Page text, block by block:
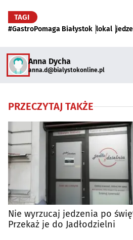
TAGI
#GastroPomaga Białystok lokal
Anna Dycha
anna.d@bialystokonline.pl
PRZECZYTAJ TAKŻE
Nie wyrzucaj jedzenia po
Przekaż je do Jadłodzielni